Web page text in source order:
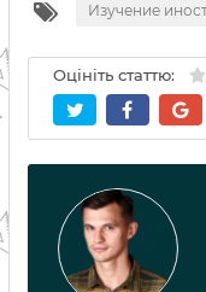
Изучение
Оцініть статтю: